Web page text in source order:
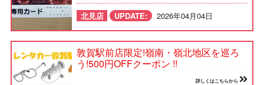
北見店 UPDATE: 2026年04月04日
敦賀駅前店限定!嶺南・嶺北地区を巡ろ
う!500円OFFクーポン !!
詳しくはこちらから